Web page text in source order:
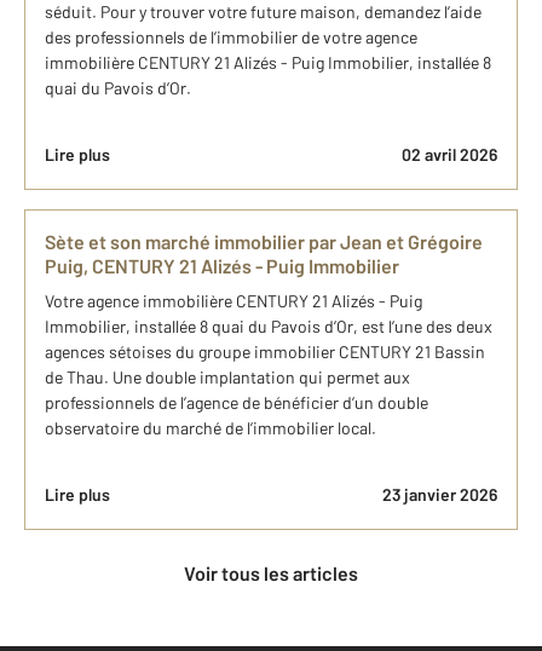
séduit. Pour y trouver votre future maison, demandez l’aide
des professionnels de l’immobilier de votre agence
immobilière CENTURY 21 Alizés - Puig Immobilier, installée 8
quai du Pavois d’Or.
Lire plus 02 avril 2026
Sète et son marché immobilier par Jean et Grégoire
Puig, CENTURY 21 Alizés - Puig Immobilier
Votre agence immobilière CENTURY 21 Alizés - Puig
Immobilier, installée 8 quai du Pavois d’Or, est l’une des deux
agences sétoises du groupe immobilier CENTURY 21 Bassin
de Thau. Une double implantation qui permet aux
professionnels de l’agence de bénéficier d’un double
observatoire du marché de l’immobilier local.
Lire plus 23 janvier 2026
Voir tous les articles